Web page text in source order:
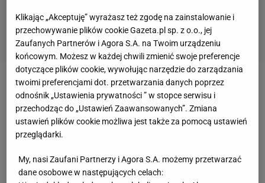
Zobacz wideo"To mnie bardzo wzruszyło".
Chwalińska reaguje na mural w Dąbrowie Górniczej
W finale rywalem Polaka był kolejny
ścisłej światowej czołówki - Alex de Minaur.
Majchrzak zapowiadał, że da z siebie wszystko
Klikając „Akceptuję” wyrażasz też zgodę na zainstalowanie i
przechowywanie plików cookie Gazeta.pl sp. z o.o., jej
Zaufanych Partnerów i Agora S.A. na Twoim urządzeniu
końcowym. Możesz w każdej chwili zmienić swoje preferencje
dotyczące plików cookie, wywołując narzędzie do zarządzania
twoimi preferencjami dot. przetwarzania danych poprzez
odnośnik „Ustawienia prywatności ” w stopce serwisu i
przechodząc do „Ustawień Zaawansowanych”. Zmiana
ustawień plików cookie możliwa jest także za pomocą ustawień
przeglądarki.
My, nasi Zaufani Partnerzy i Agora S.A. możemy przetwarzać
dane osobowe w następujących celach: